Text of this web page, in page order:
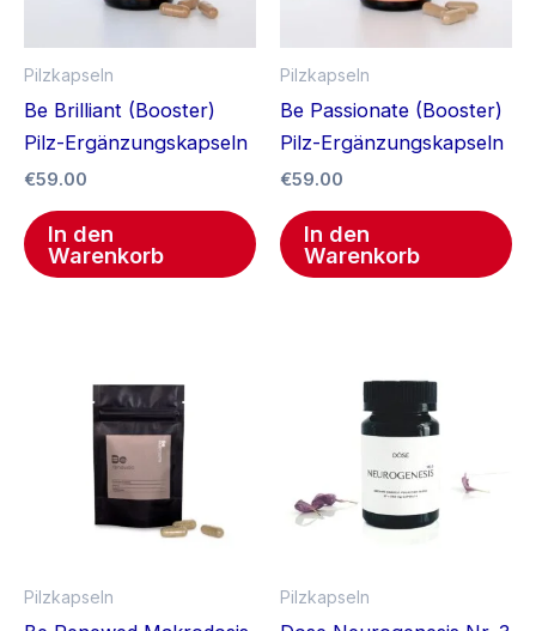
Pilzkapseln
Be Brilliant (Booster)
Pilz-Ergänzungskapseln
€59.00
In den
Warenkorb
Pilzkapseln
Be Passionate (Booster)
Pilz-Ergänzungskapseln
€59.00
In den
Warenkorb
Pilzkapseln Pilzkapseln